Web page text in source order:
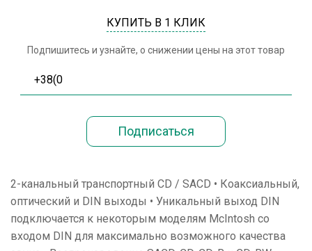
КУПИТЬ В 1 КЛИК
Подпишитесь и узнайте, о снижении цены на этот товар
2-канальный транспортный CD / SACD • Коаксиальный,
оптический и DIN выходы • Уникальный выход DIN
подключается к некоторым моделям McIntosh со
входом DIN для максимально возможного качества